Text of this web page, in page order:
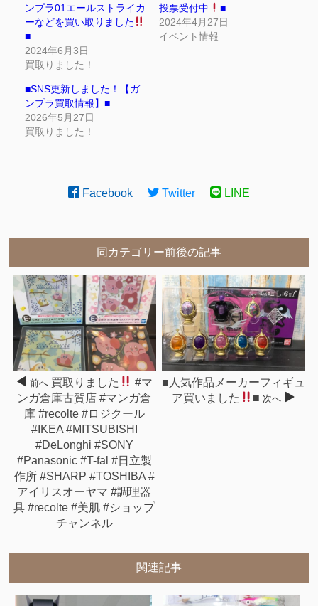
ンプラ01エールストライカ
ーなどを買い取りました
■
2024年6月3日
買取りました！
投票受付中
■
2024年4月27日
イベント情報
■SNS更新しました！【ガ
ンプラ買取情報】■
2026年5月27日
買取りました！
Facebook Twitter LINE
同カテゴリー前後の記事
前へ 買取りました
#マ
ンガ倉庫古賀店 #マンガ倉
庫 #recolte #ロジクール
#IKEA #MITSUBISHI
#DeLonghi #SONY
#Panasonic #T-fal #日立製
作所 #SHARP #TOSHIBA #
アイリスオーヤマ #調理器
具 #recolte #美肌 #ショップ
チャンネル
■人気作品メーカーフィギュ
ア買いました
■ 次へ
関連記事